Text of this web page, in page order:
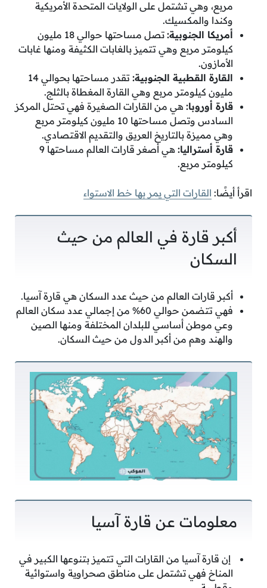
مربع، وهي تشتمل على الولايات المتحدة الأمريكية
وكندا والمكسيك.
أمريكا الجنوبية:
تصل مساحتها حوالي 18 مليون
كيلومتر مربع وهي تتميز بالغابات الكثيفة ومنها غابات
الأمازون.
القارة القطبية الجنوبية:
تقدر مساحتها بحوالي 14
مليون كيلومتر مربع وهي القارة المغطاة بالثلج.
قارة أوروبا: هي من القارات الصغيرة فهي تحتل المركز
السادس وتصل مساحتها 10 مليون كيلومتر مربع
وهي مميزة بالتاريخ العريق والتقديم الاقتصادي.
قارة أستراليا:
هي أصغر قارات العالم مساحتها 9
كيلومتر مربع.
اقرأ أيضًا: القارات التي يمر بها خط الاستواء
أكبر قارة في العالم من حيث
السكان
أكبر قارات العالم من حيث عدد السكان هي قارة آسيا.
فهي تتضمن حوالي 60% من إجمالي عدد سكان العالم
وعي موطن أساسي للبلدان المختلفة ومنها الصين
والهند وهم من أكبر الدول من حيث السكان.
معلومات عن قارة آسيا
إن قارة آسيا من القارات التي تتميز بتنوعها الكبير في
المناخ فهي تشتمل على مناطق صحراوية واستوائية